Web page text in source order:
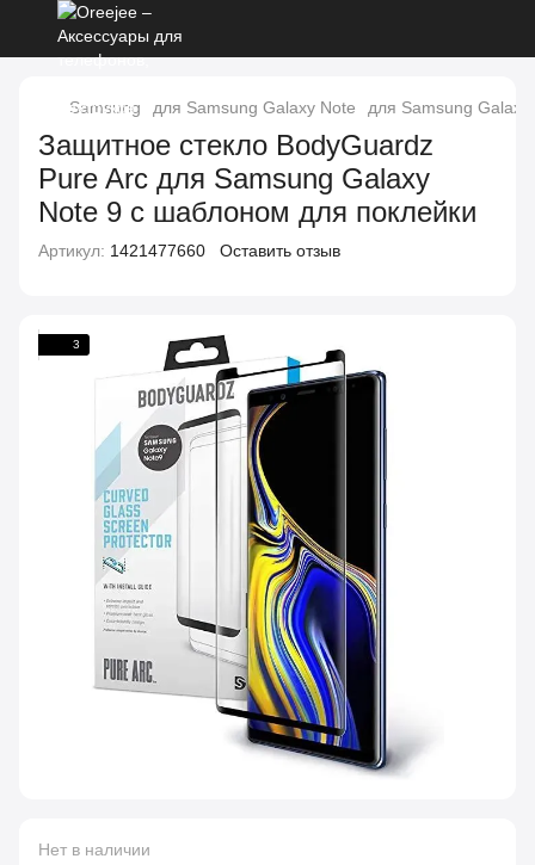
Samsung для Samsung Galaxy Note для Samsung Galaxy
Защитное стекло BodyGuardz
Pure Arc для Samsung Galaxy
Note 9 с шаблоном для поклейки
Артикул: 1421477660 Оставить отзыв
3
Нет в наличии